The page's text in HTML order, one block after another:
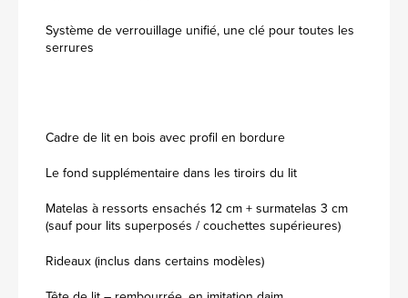
Système de verrouillage unifié, une clé pour toutes les
serrures
Cadre de lit en bois avec profil en bordure
Le fond supplémentaire dans les tiroirs du lit
Matelas à ressorts ensachés 12 cm + surmatelas 3 cm
(sauf pour lits superposés / couchettes supérieures)
Rideaux (inclus dans certains modèles)